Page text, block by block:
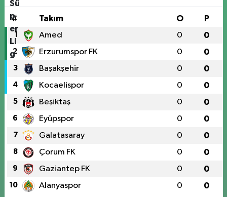
# Takım O P
1 Amed 0 0
2 Erzurumspor FK 0 0
3 Başakşehir 0 0
4 Kocaelispor 0 0
5 Beşiktaş 0 0
6 Eyüpspor 0 0
7 Galatasaray 0 0
8 Çorum FK 0 0
9 Gaziantep FK 0 0
10 Alanyaspor 0 0